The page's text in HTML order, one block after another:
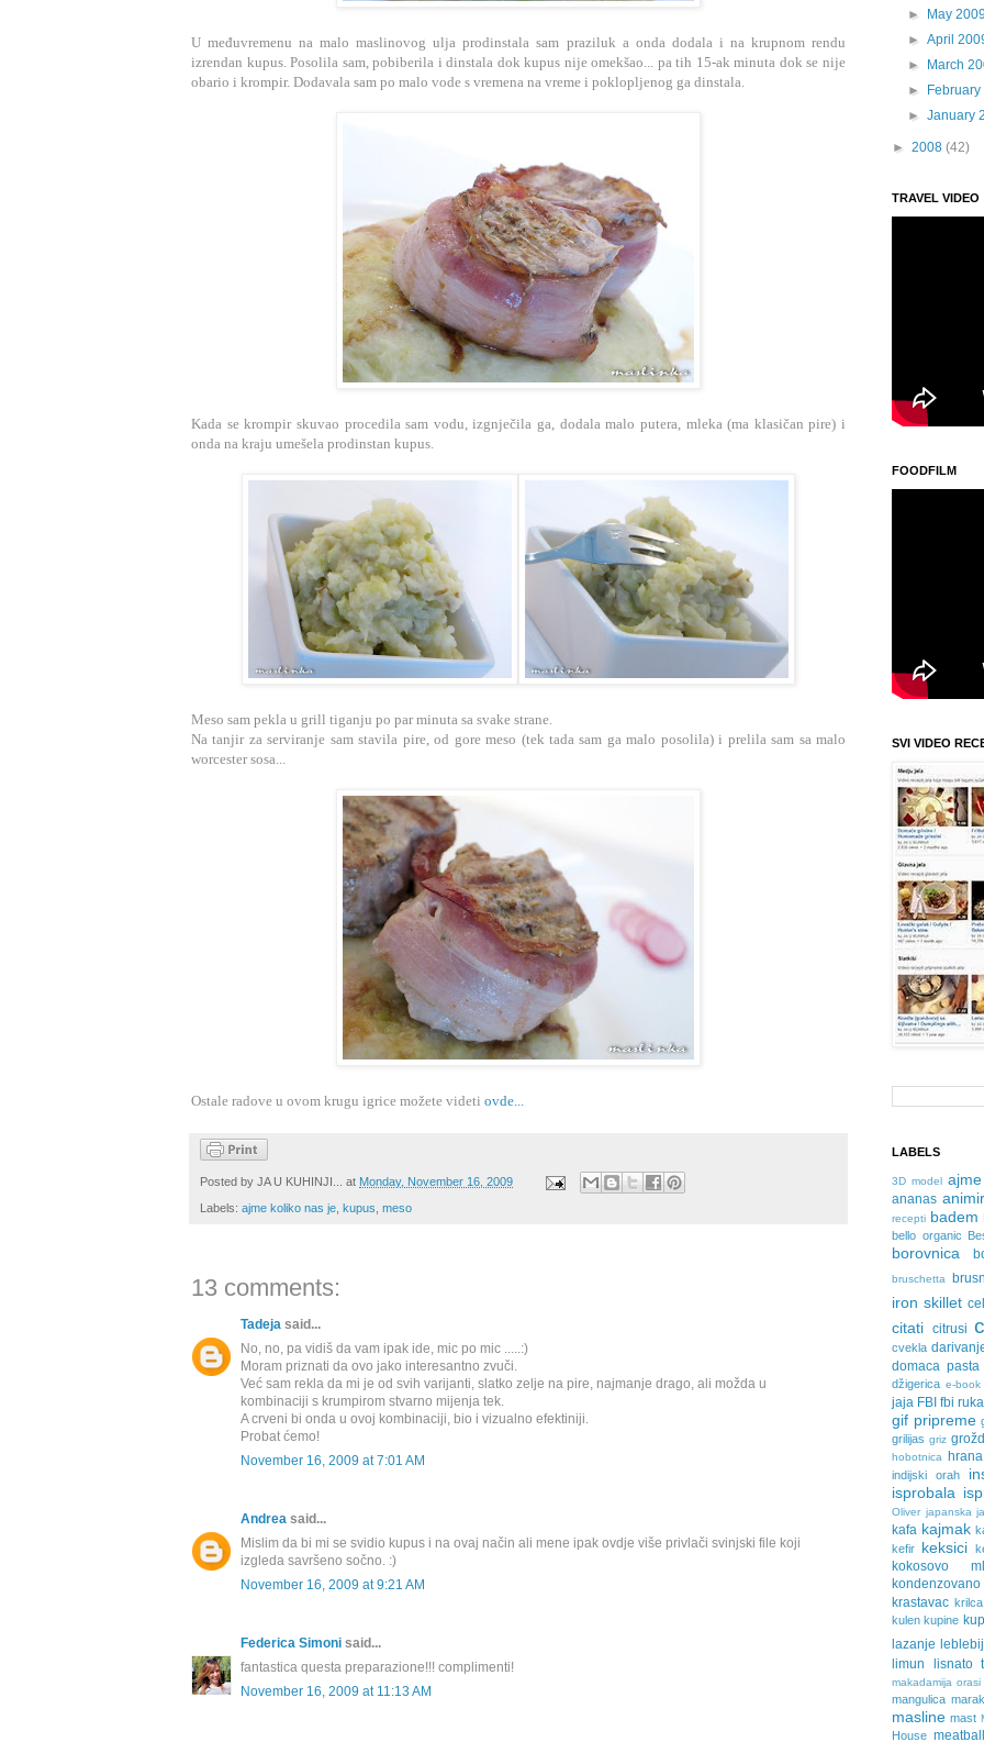
U međuvremenu na malo maslinovog ulja prodinstala sam praziluk a onda dodala i na krupnom rendu
izrendan kupus. Posolila sam, pobiberila i dinstala dok kupus nije omekšao... pa tih 15-ak minuta dok se nije
obario i krompir. Dodavala sam po malo vode s vremena na vreme i poklopljenog ga dinstala.
Kada se krompir skuvao procedila sam vodu, izgnječila ga, dodala malo putera, mleka (ma klasičan pire) i
onda na kraju umešela prodinstan kupus.
Meso sam pekla u grill tiganju po par minuta sa svake strane.
Na tanjir za serviranje sam stavila pire, od gore meso (tek tada sam ga malo posolila) i prelila sam sa malo
worcester sosa...
Ostale radove u ovom krugu igrice možete videti ovde...
Posted by JA U KUHINJI... at Monday, November 16, 2009
Labels: ajme koliko nas je, kupus, meso
13 comments:
Tadeja said...
No, no, pa vidiš da vam ipak ide, mic po mic .....:)
Moram priznati da ovo jako interesantno zvuči.
Već sam rekla da mi je od svih varijanti, slatko zelje na pire, najmanje drago, ali možda u
kombinaciji s krumpirom stvarno mijenja tek.
A crveni bi onda u ovoj kombinaciji, bio i vizualno efektiniji.
Probat ćemo!
November 16, 2009 at 7:01 AM
Andrea said...
Mislim da bi mi se svidio kupus i na ovaj način ali mene ipak ovdje više privlači svinjski file koji
izgleda savršeno sočno. :)
November 16, 2009 at 9:21 AM
Federica Simoni said...
fantastica questa preparazione!!! complimenti!
November 16, 2009 at 11:13 AM
►
May
►April
►
March
►
►January
► 2008 (42)
TRAVEL VIDEO
FOODFILM
SVI VIDEO
LABELS
3D model
ananas
recepti badem
bello organic
borovnica
bruschetta
iron skillet
citati citrusi
cvekla
domaca pasta
džigerica e-book
jaja FBI fbi
gif pripreme
grilijas griz
hobotnica
indijski orah
isprobala
Oliver japanska
kafa kajmak
kefir keksici
kokosovo
krastavac krilca
kulen kupine
lazanje
limun
lisnato
makadamija orasi
mangulica
masline mast
House